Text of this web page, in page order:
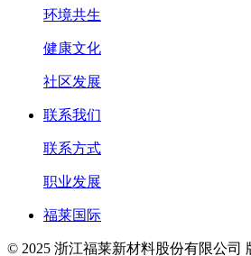
环境共生
健康文化
社区发展
联系我们
联系方式
职业发展
福莱国际
© 2025 浙江福莱新材料股份有限公司